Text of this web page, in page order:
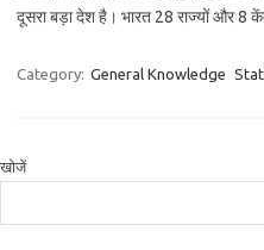
दूसरा बड़ा देश है। भारत 28 राज्यों और 8
Category: General Knowledge
खोजें